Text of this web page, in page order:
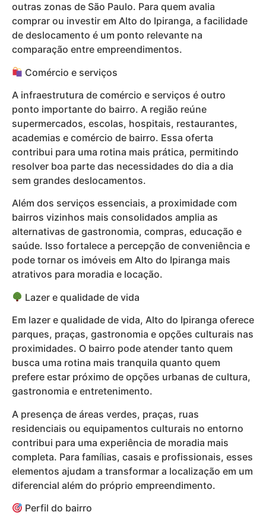
outras zonas de São Paulo. Para quem avalia
comprar ou investir em Alto do Ipiranga, a facilidade
de deslocamento é um ponto relevante na
comparação entre empreendimentos.
Comércio e serviços
A infraestrutura de comércio e serviços é outro
ponto importante do bairro. A região reúne
supermercados, escolas, hospitais, restaurantes,
academias e comércio de bairro. Essa oferta
contribui para uma rotina mais prática, permitindo
resolver boa parte das necessidades do dia a dia
sem grandes deslocamentos.
Além dos serviços essenciais, a proximidade com
bairros vizinhos mais consolidados amplia as
alternativas de gastronomia, compras, educação e
saúde. Isso fortalece a percepção de conveniência e
pode tornar os imóveis em Alto do Ipiranga mais
atrativos para moradia e locação.
Lazer e qualidade de vida
Em lazer e qualidade de vida, Alto do Ipiranga oferece
parques, praças, gastronomia e opções culturais nas
proximidades. O bairro pode atender tanto quem
busca uma rotina mais tranquila quanto quem
prefere estar próximo de opções urbanas de cultura,
gastronomia e entretenimento.
A presença de áreas verdes, praças, ruas
residenciais ou equipamentos culturais no entorno
contribui para uma experiência de moradia mais
completa. Para famílias, casais e profissionais, esses
elementos ajudam a transformar a localização em um
diferencial além do próprio empreendimento.
Perfil do bairro